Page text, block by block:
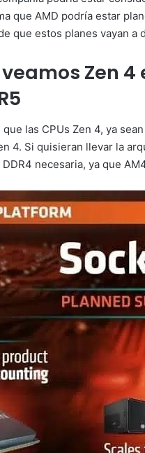
que AMD podría estar
que estos planes vayan a
Zen
las CPUs Zen 4, ya
4. Si quisieran llevar la
necesaria, ya que